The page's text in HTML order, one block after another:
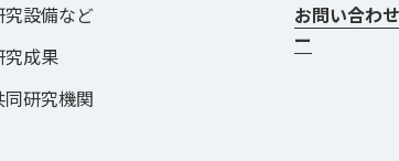
究設備など
究成果
同研究機関
お問い合わ
ー